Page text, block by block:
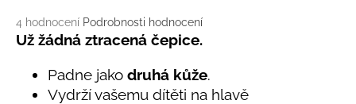
Průměrné
hodnocení
4 hodnocení Podrobnosti hodnocení
Už žádná ztracená čepice.
Padne jako druhá kůže.
Vydrží vašemu dítěti na hlavě
r
u